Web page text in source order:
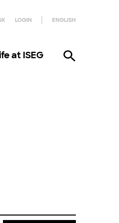
LOGIN ENGLISH
at ISEG